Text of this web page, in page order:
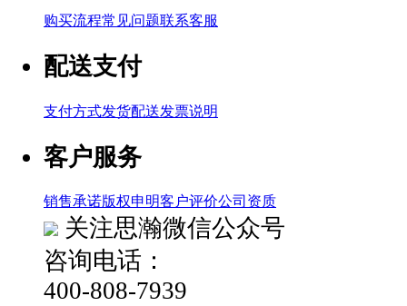
购买流程常见问题联系客服
配送支付
支付方式发货配送发票说明
客户服务
销售承诺版权申明客户评价公司资质
关注思瀚微信公众号
咨询电话：
400-808-7939